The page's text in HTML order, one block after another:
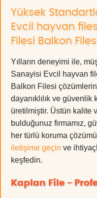
Yüksek
Evcil hayvan
Filesi Balkon
Yılların deneyimi ile,
Sanayisi Evcil hayvan
Balkon Filesi
dayanıklılık ve
üretilmiştir. Üstün kalite
bulduğunuz firmamız,
her türlü koruma
iletişime geçin ve
keşfedin.
Kaplan File -